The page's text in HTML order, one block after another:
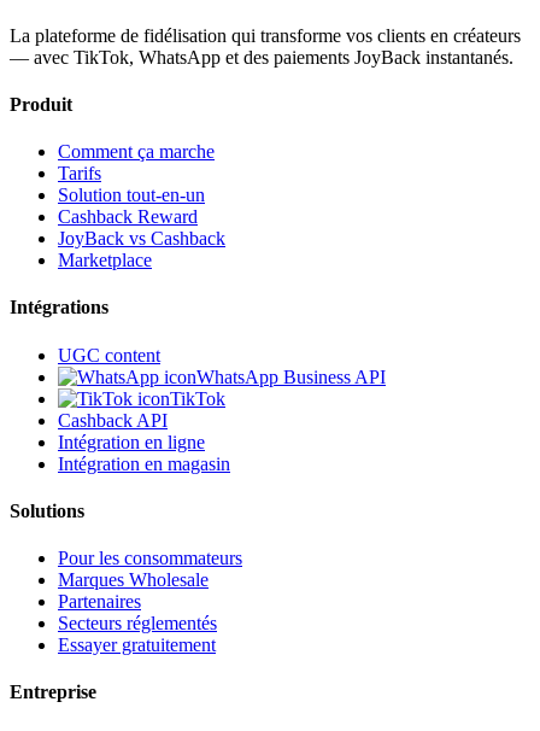
La plateforme de fidélisation qui transforme vos clients en créateurs
— avec TikTok, WhatsApp et des paiements JoyBack instantanés.
Produit
Comment ça marche
Tarifs
Solution tout-en-un
Cashback Reward
JoyBack vs Cashback
Marketplace
Intégrations
UGC content
WhatsApp Business API
TikTok
Cashback API
Intégration en ligne
Intégration en magasin
Solutions
Pour les consommateurs
Marques Wholesale
Partenaires
Secteurs réglementés
Essayer gratuitement
Entreprise